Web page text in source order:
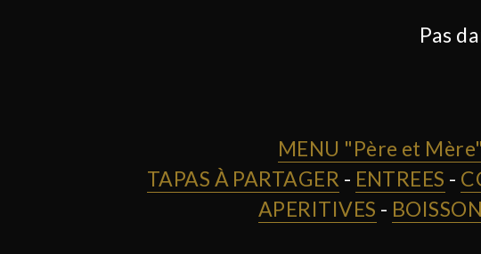
Pas
MENU "Père et Mère"
TAPAS À PARTAGER - ENTREES -
APERITIVES -